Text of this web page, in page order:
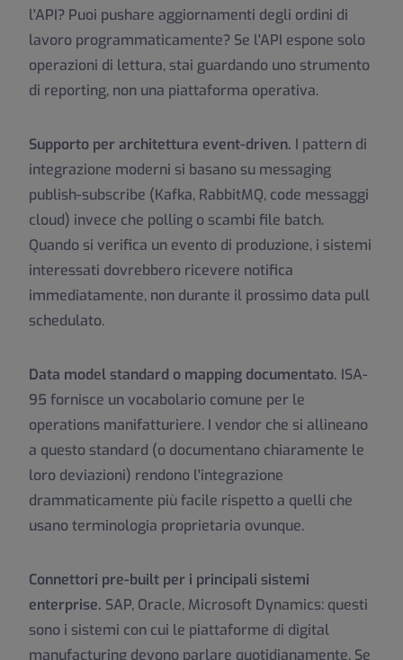
l'API? Puoi pushare aggiornamenti degli ordini di
lavoro programmaticamente? Se l'API espone solo
operazioni di lettura, stai guardando uno strumento
di reporting, non una piattaforma operativa.
Supporto per architettura event-driven. I pattern di
integrazione moderni si basano su messaging
publish-subscribe (Kafka, RabbitMQ, code messaggi
cloud) invece che polling o scambi file batch.
Quando si verifica un evento di produzione, i sistemi
interessati dovrebbero ricevere notifica
immediatamente, non durante il prossimo data pull
schedulato.
Data model standard o mapping documentato. ISA-
95 fornisce un vocabolario comune per le
operations manifatturiere. I vendor che si allineano
a questo standard (o documentano chiaramente le
loro deviazioni) rendono l'integrazione
drammaticamente più facile rispetto a quelli che
usano terminologia proprietaria ovunque.
Connettori pre-built per i principali sistemi
enterprise. SAP, Oracle, Microsoft Dynamics: questi
sono i sistemi con cui le piattaforme di digital
manufacturing devono parlare quotidianamente. Se